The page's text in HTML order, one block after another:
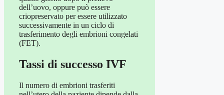
dell’uovo, oppure può essere
criopreservato per essere utilizzato
successivamente in un ciclo di
trasferimento degli embrioni congelati
(FET).
Tassi di successo IVF
Il numero di embrioni trasferiti